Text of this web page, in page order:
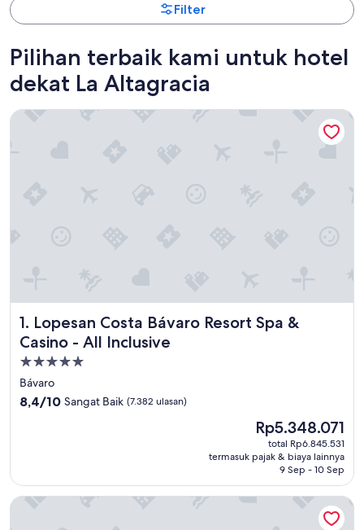
Filter
Pilihan terbaik kami untuk hotel
dekat La Altagracia
1. Lopesan Costa Bávaro Resort Spa &
Casino - All Inclusive
Lopesan Costa Bávaro Resort Spa & Casino - All Inclusive
Properti
bintang
5.0
Bávaro
8.4
ulasan)
8,4/10 Sangat Baik (7.382 ulasan)
Harga
sekarang
Rp5.348.071
Rp5.348.071
total Rp6.845.531
termasuk pajak & biaya lainnya
9 Sep - 10 Sep
Lopesan Costa Bávaro Resort Spa & Casino - All Inclusive
Wyndham Alltra Punta Cana All-Inclusive Resort